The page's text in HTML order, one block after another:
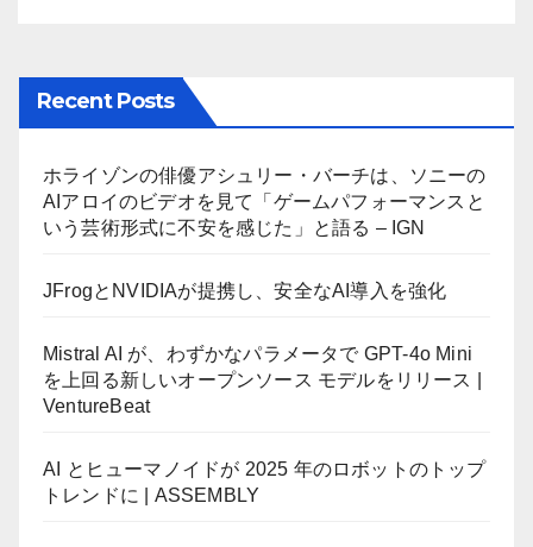
Recent Posts
ホライゾンの俳優アシュリー・バーチは、ソニーの
AIアロイのビデオを見て「ゲームパフォーマンスと
いう芸術形式に不安を感じた」と語る – IGN
JFrogとNVIDIAが提携し、安全なAI導入を強化
Mistral AI が、わずかなパラメータで GPT-4o Mini
を上回る新しいオープンソース モデルをリリース |
VentureBeat
AI とヒューマノイドが 2025 年のロボットのトップ
トレンドに | ASSEMBLY